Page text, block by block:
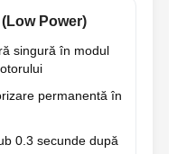
Power)
singură în modul
permanentă în
0.3 secunde după